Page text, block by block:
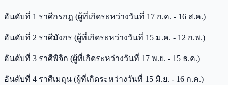
อันดับที่ 1 ราศีกรกฎ (ผู้ที่เกิดระหว่างวันที่ 17 ก.ค. - 16 ส.ค.)
อันดับที่ 2 ราศีมังกร (ผู้ที่เกิดระหว่างวันที่ 15 ม.ค. - 12 ก.พ.)
อันดับที่ 3 ราศีพิจิก (ผู้ที่เกิดระหว่างวันที่ 17 พ.ย. - 15 ธ.ค.)
อันดับที่ 4 ราศีเมถุน (ผู้ที่เกิดระหว่างวันที่ 15 มิ.ย. - 16 ก.ค.)